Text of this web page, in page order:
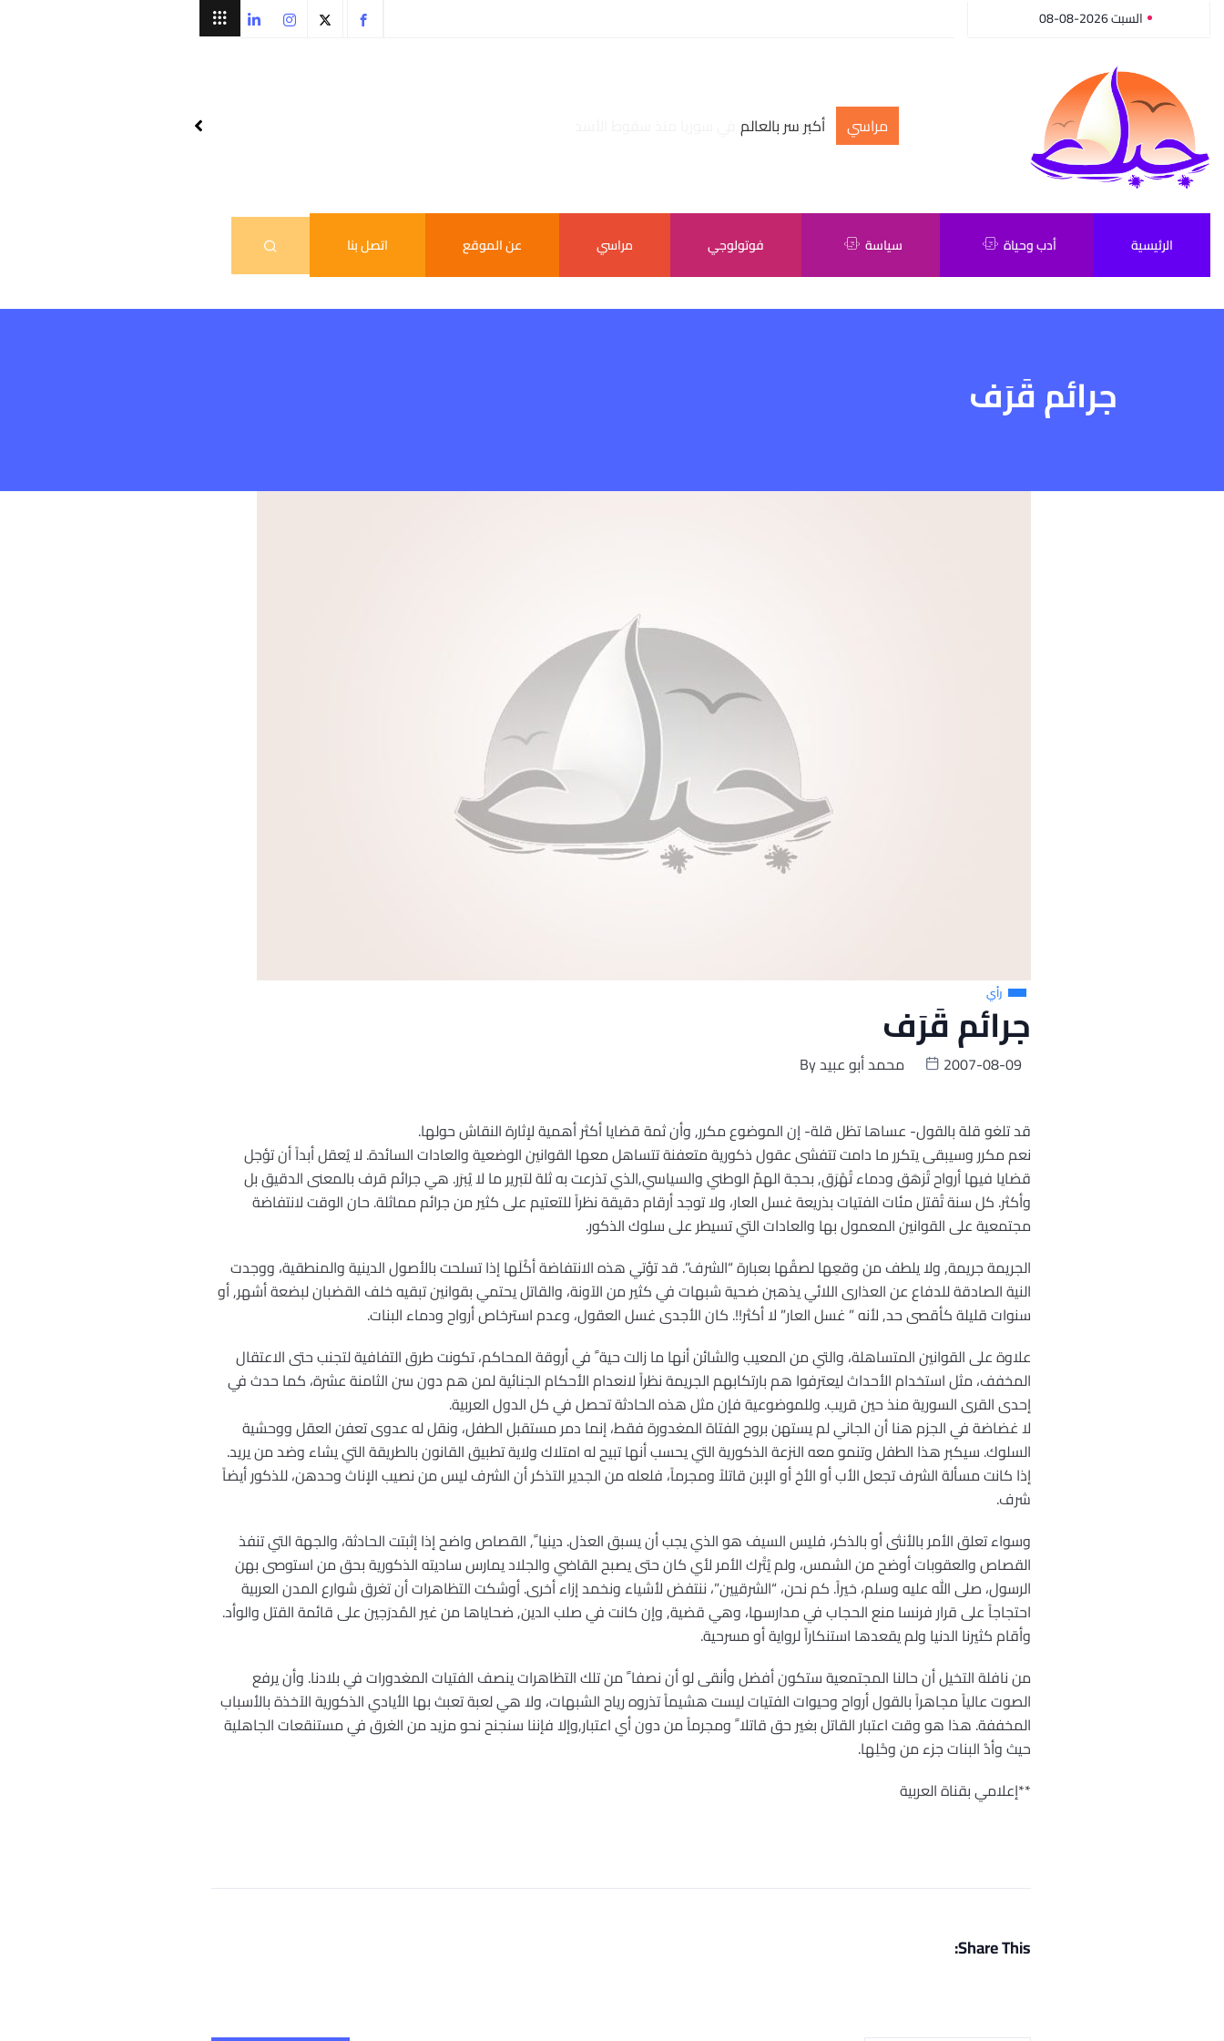
السبت 2026-08-08
مراسي أكبر سر بالعالم
الرئيسية أدب وحياة سياسة فوتولوجي مراسي عن الموقع اتصل بنا
جرائم قَرَف
رأي
جرائم قَرَف
Byمحمد أبو عبيد 2007-08-09
قد تلغو قلة بالقول- عساها تظل قلة- إن الموضوع مكرر, وأن ثمة قضايا أكثر أهمية لإثارة النقاش حولها.
نعم مكرر وسيبقى يتكرر ما دامت تتفشى عقول ذكورية متعفنة تتساهل معها القوانين الوضعية والعادات السائدة. لا يُعقل أبداً أن تؤجل
قضايا فيها أرواح تُزهَق ودماء تُهْرَق, بحجة الهمّ الوطني والسياسي,الذي تذرعت به ثلة لتبرير ما لا يُبرَر. هي جرائم قرف بالمعنى الدقيق بل
وأكثر. كل سنة تُقتل مئات الفتيات بذريعة غسل العار، ولا توجد أرقام دقيقة نظراً للتعتيم على كثير من جرائم مماثلة. حان الوقت لانتفاضة
مجتمعية على القوانين المعمول بها والعادات التي تسيطر على سلوك الذكور.
الجريمة جريمة, ولا يلطف من وقعِها لصقُها بعبارة “الشرف”. قد تؤتي هذه الانتفاضة أكُلَها إذا تسلحت بالأصول الدينية والمنطقية، ووجدت
النية الصادقة للدفاع عن العذارى اللائي يذهبن ضحية شبهات في كثير من الآونة، والقاتل يحتمي بقوانين تبقيه خلف القضبان لبضعة أشهر, أو
سنوات قليلة كأقصى حد, لأنه ” غسل العار” لا أكثر!!. كان الأجدى غسل العقول، وعدم استرخاص أرواح ودماء البنات.
علاوة على القوانين المتساهلة، والتي من المعيب والشائن أنها ما زالت حية ً في أروقة المحاكم، تكونت طرق التفافية لتجنب حتى الاعتقال
المخفف، مثل استخدام الأحداث ليعترفوا هم بارتكابهم الجريمة نظراً لانعدام الأحكام الجنائية لمن هم دون سن الثامنة عشرة، كما حدث في
إحدى القرى السورية منذ حين قريب. وللموضوعية فإن مثل هذه الحادثة تحصل في كل الدول العربية.
لا غضاضة في الجزم هنا أن الجاني لم يستهن بروح الفتاة المغدورة فقط، إنما دمر مستقبل الطفل، ونقل له عدوى تعفن العقل ووحشية
السلوك. سيكبر هذا الطفل وتنمو معه النزعة الذكورية التي يحسب أنها تبيح له امتلاك ولاية تطبيق القانون بالطريقة التي يشاء وضد من يريد.
إذا كانت مسألة الشرف تجعل الأب أو الأخ أو الإبن قاتلاً ومجرماً، فلعله من الجدير التذكر أن الشرف ليس من نصيب الإناث وحدهن، للذكور أيضاً
شرف.
وسواء تعلق الأمر بالأنثى أو بالذكر، فليس السيف هو الذي يجب أن يسبق العذل. دينيا ً, القصاص واضح إذا إثبتت الحادثة، والجهة التي تنفذ
القصاص والعقوبات أوضح من الشمس، ولم يُتْرك الأمر لأي كان حتى يصبح القاضي والجلاد يمارس ساديته الذكورية بحق من استوصى بهن
الرسول، صلى الله عليه وسلم، خيراً. كم نحن، “الشرقيين”، ننتفض لأشياء ونخمد إزاء أخرى. أوشكت التظاهرات أن تغرق شوارع المدن العربية
احتجاجاً على قرار فرنسا منع الحجاب في مدارسها، وهي قضية, وإن كانت في صلب الدين, ضحاياها من غير المُدرَجين على قائمة القتل والوأد.
وأقام كثيرنا الدنيا ولم يقعدها استنكاراً لرواية أو مسرحية.
من نافلة التخيل أن حالنا المجتمعية ستكون أفضل وأنقى لو أن نصفا ً من تلك التظاهرات ينصف الفتيات المغدورات في بلادنا. وأن يرفع
الصوت عالياً مجاهراً بالقول أرواح وحيوات الفتيات ليست هشيماً تذروه رياح الشبهات، ولا هي لعبة تعبث بها الأيادي الذكورية الآخذة بالأسباب
المخففة. هذا هو وقت اعتبار القاتل بغير حق قاتلا ً ومجرماً من دون أي اعتبار,وإلا فإننا سنجنح نحو مزيد من الغرق في مستنقعات الجاهلية
حيث وأدُ البنات جزء من وحْلِها.
**إعلامي بقناة العربية
Share This: